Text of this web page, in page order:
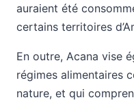
auraient été
certains territoires
En outre, Acana vise
régimes alimentaires
nature, et qui